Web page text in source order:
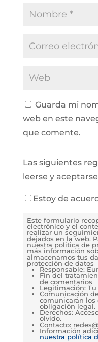
Guarda mi
web en este
que comente.
Las siguientes
leerse y
Estoy de
Este formulario
electrónico y el
realizar un
dejados en la web.
nuestra política de
más información
almacenamos tus
protección de datos
Responsable:
Fin del
de comentarios
Legitimación:
Comunicación
comunicarán los
obligación legal.
Derechos:
olvido.
Contacto:
Información
nuestra política